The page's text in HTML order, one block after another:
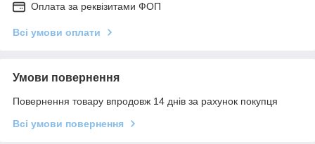
Оплата за реквізитами ФОП
Всі умови оплати
Умови повернення
Повернення товару впродовж 14 днів за рахунок покупця
Всі умови повернення